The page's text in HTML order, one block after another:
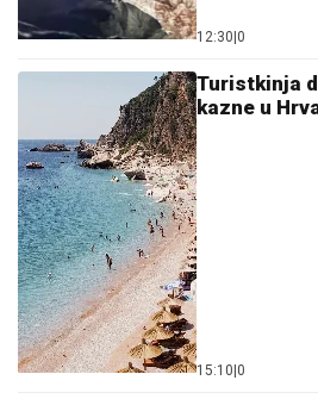
12:30 0
Turistkinja
kazne u
15:10 0